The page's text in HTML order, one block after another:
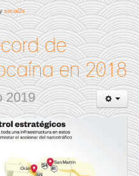
social2s
de
en 2018
2019